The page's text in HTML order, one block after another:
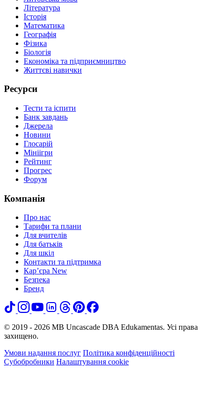
Література
Історія
Математика
Географія
Фізика
Біологія
Економіка та підприємництво
Життєві навички
Ресурси
Тести та іспити
Банк завдань
Джерела
Новини
Глосарій
Мініігри
Рейтинг
Прогрес
Форум
Компанія
Про нас
Тарифи та плани
Для вчителів
Для батьків
Для шкіл
Контакти та підтримка
Кар’єра New
Безпека
Бренд
© 2019 - 2026 MB Uncascade DBA Edukamentas. Усі права
захищено.
Умови надання послуг Політика конфіденційності
Субобробники Налаштування cookie